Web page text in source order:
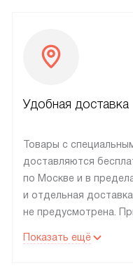
Удобная доставка
Товары с
доставляются
по Москве и в
и отдельная
не предусмотрена.
рекомендуем обсудить
Показать ещё